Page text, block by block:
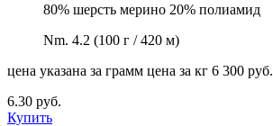
80% шерсть мерино 20% полиамид
Nm. 4.2 (100 г / 420 м)
цена указана за грамм цена за кг 6 300 руб.
6.30 руб.
Купить